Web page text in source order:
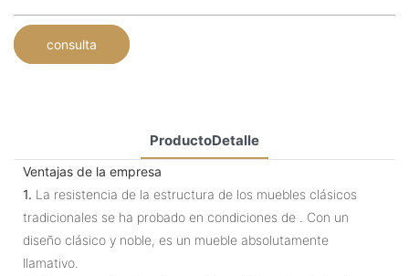
consulta
ProductoDetalle
Ventajas de la empresa
1. La resistencia de la estructura de los muebles clásicos
tradicionales se ha probado en condiciones de . Con un
diseño clásico y noble, es un mueble absolutamente
llamativo.